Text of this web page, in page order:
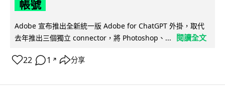
帳號
Adobe 宣布推出全新統一版 Adobe for ChatGPT 外掛，取代
去年推出三個獨立 connector，將 Photoshop、...
閱讀全文
22 1 ↗ 分享